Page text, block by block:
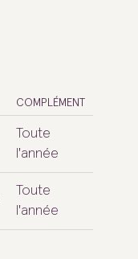
COMPLÉMENT
Toute
l'année
Toute
l'année